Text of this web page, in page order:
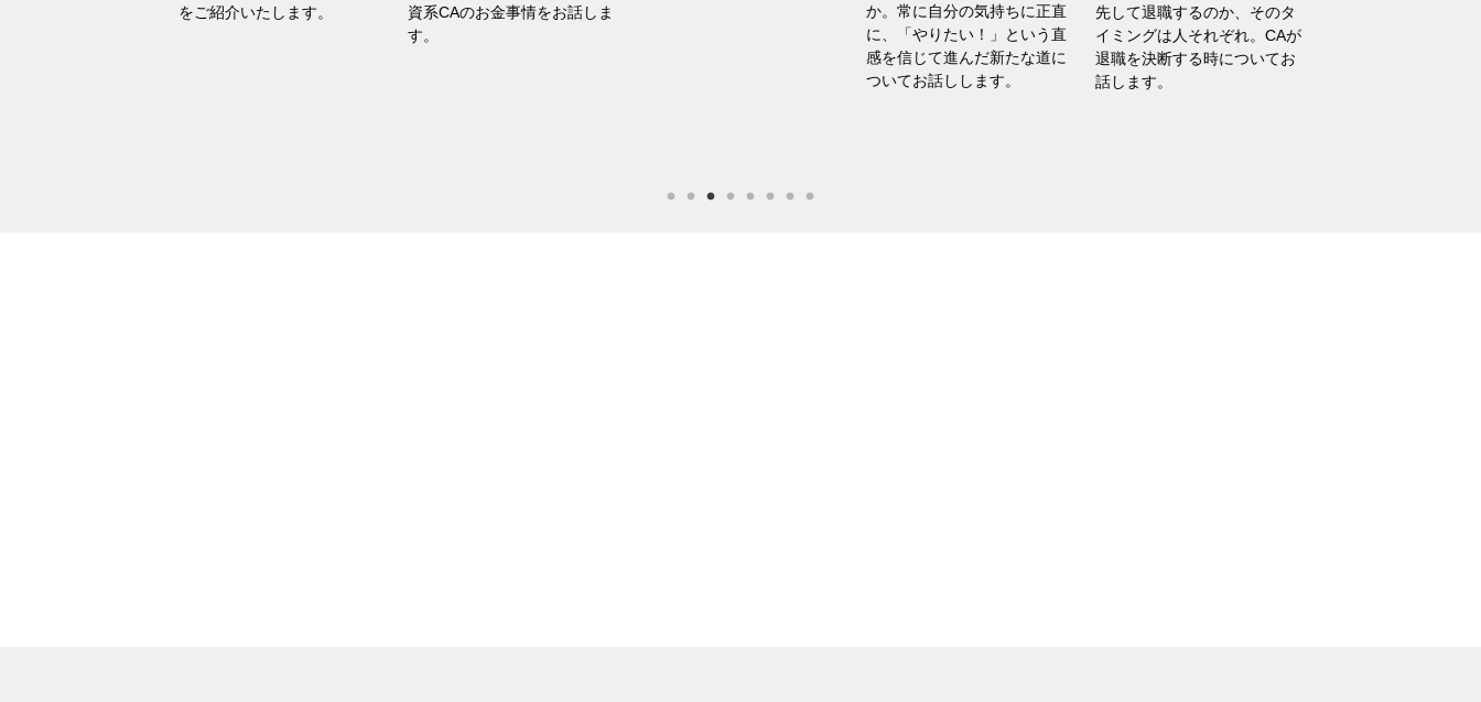
をご紹介いたします。
資系CAのお金事情をお話しま
す。
か。常に自分の気持ちに正直
に、「やりたい！」という直
感を信じて進んだ新たな道に
ついてお話しします。
先して退職するのか、そのタ
イミングは人それぞれ。CAが
退職を決断する時についてお
話します。